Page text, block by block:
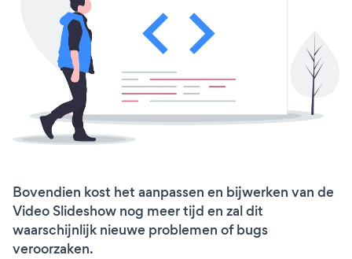
Bovendien kost het aanpassen en bijwerken van de
Video Slideshow nog meer tijd en zal dit
waarschijnlijk nieuwe problemen of bugs
veroorzaken.